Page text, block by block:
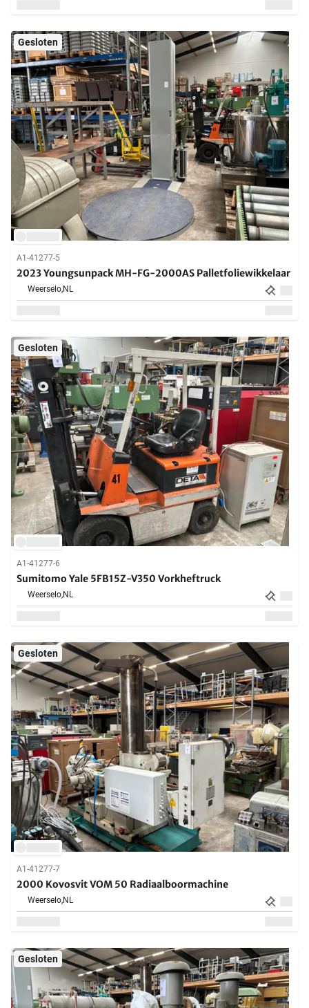
Gesloten
A1-41277-5
2023 Youngsunpack MH-FG-2000AS Palletfoliewikkelaar
Weerselo,NL
Gesloten
A1-41277-6
Sumitomo Yale 5FB15Z-V350 Vorkheftruck
Weerselo,NL
Gesloten
A1-41277-7
2000 Kovosvit VOM 50 Radiaalboormachine
Weerselo,NL
Gesloten